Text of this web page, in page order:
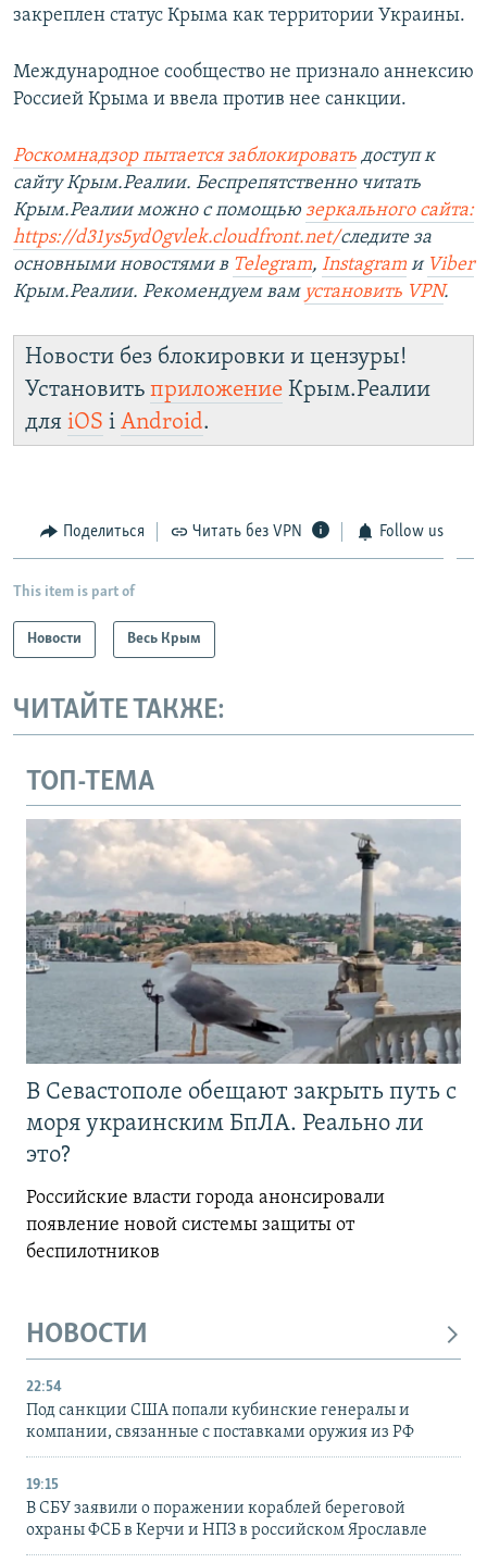
закреплен статус Крыма как территории Украины.
Международное сообщество не признало аннексию
Россией Крыма и ввела против нее санкции.
Роскомнадзор пытается заблокировать доступ к
сайту Крым.Реалии. Беспрепятственно читать
Крым.Реалии можно с помощью зеркального сайта:
https://d31ys5yd0gvlek.cloudfront.net/следите за
основными новостями в Telegram, Instagram и Viber
Крым.Реалии. Рекомендуем вам установить VPN.
Новости без блокировки и цензуры!
Установить приложение Крым.Реалии
для iOS і Android.
Поделиться Читать без VPN Follow us
This item is part of
Новости Весь Крым
ЧИТАЙТЕ ТАКЖЕ:
ТОП-ТЕМА
В Севастополе обещают закрыть путь с
моря украинским БпЛА. Реально ли
это?
Российские власти города анонсировали
появление новой системы защиты от
беспилотников
НОВОСТИ
22:54
Под санкции США попали кубинские генералы и
компании, связанные с поставками оружия из РФ
19:15
В СБУ заявили о поражении кораблей береговой
охраны ФСБ в Керчи и НПЗ в российском Ярославле